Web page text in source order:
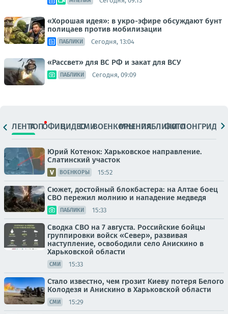
«Хорошая идея»: в укро-эфире обсуждают бунт
полицаев против мобилизации
ПАБЛИКИ Сегодня, 13:04
«Рассвет» для ВС РФ и закат для ВСУ
ПАБЛИКИ Сегодня, 09:09
ЛЕНТАТОПОФИЦ.ВИДЕОСМИВОЕНКОРЫМНЕНИЯПАБЛИКИ
ФОТОЛОНГРИДЫ
Юрий Котенок: Харьковское направление.
Слатинский участок
ВОЕНКОРЫ 15:52
Сюжет, достойный блокбастера: на Алтае боец
СВО пережил молнию и нападение медведя
ПАБЛИКИ 15:33
Сводка СВО на 7 августа. Российские бойцы
группировки войск «Север», развивая
наступление, освободили село Анискино в
Харьковской области
СМИ 15:33
Стало известно, чем грозит Киеву потеря Белого
Колодезя и Анискино в Харьковской области
СМИ 15:29